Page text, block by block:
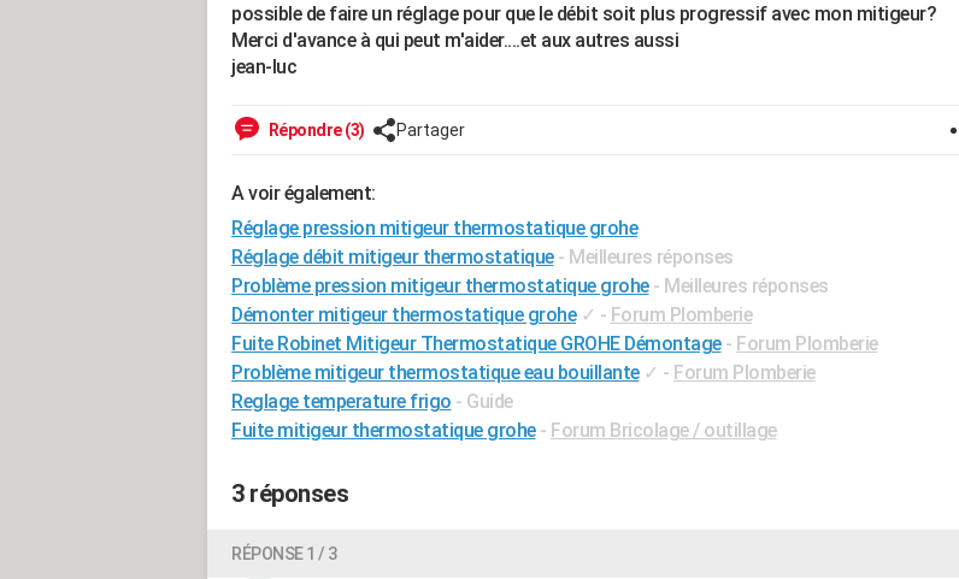
possible de faire un réglage pour que le débit soit plus progressif avec mon mitigeur?
Merci d'avance à qui peut m'aider....et aux autres aussi
jean-luc
Répondre (3) Partager
A voir également:
Réglage pression mitigeur thermostatique grohe
Réglage débit mitigeur thermostatique - Meilleures réponses
Problème pression mitigeur thermostatique grohe - Meilleures réponses
Démonter mitigeur thermostatique grohe ✓ - Forum Plomberie
Fuite Robinet Mitigeur Thermostatique GROHE Démontage - Forum Plomberie
Problème mitigeur thermostatique eau bouillante ✓ - Forum Plomberie
Reglage temperature frigo - Guide
Fuite mitigeur thermostatique grohe - Forum Bricolage / outillage
3 réponses
RÉPONSE 1 / 3